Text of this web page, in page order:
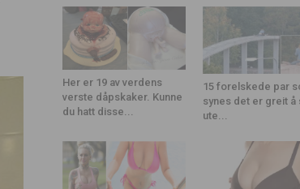
Her er 19 av verdens
verste dåpskaker. Kunne
du hatt disse...
15 forelskede par
synes det er greit å
ute...